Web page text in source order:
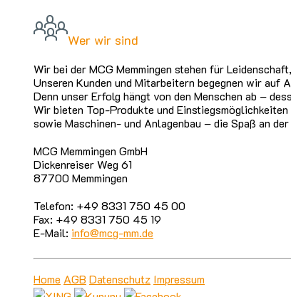
Wer wir sind
Wir bei der MCG Memmingen stehen für
Unseren Kunden und Mitarbeitern begegnen wir auf
Denn unser Erfolg hängt von den Menschen ab –
Wir bieten Top-Produkte und
sowie Maschinen- und Anlagenbau – die Spaß an
MCG Memmingen GmbH
Dickenreiser Weg 61
87700 Memmingen
Telefon: +49 8331 750 45 00
Fax: +49 8331 750 45 19
E-Mail: info@mcg-mm.de
Home AGB Datenschutz Impressum